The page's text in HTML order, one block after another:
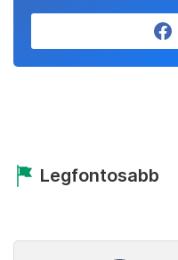
Legfontosabb